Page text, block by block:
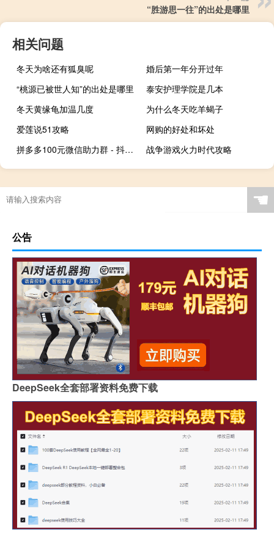
“胜游思一往”的出处是哪里
相关问题
冬天为啥还有狐臭呢
婚后第一年分开过年
“桃源已被世人知”的出处是哪里
泰安护理学院是几本
冬天黄缘龟加温几度
为什么冬天吃羊蝎子
爱莲说51攻略
网购的好处和坏处
拼多多100元微信助力群 - 抖音购买微信支付
战争游戏火力时代攻略
☚
公告
DeepSeek全套部署资料免费下载